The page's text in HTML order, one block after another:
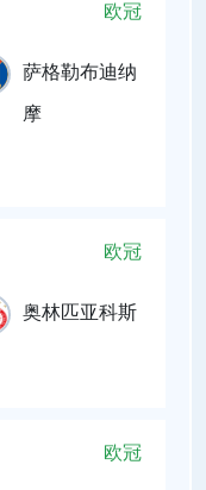
欧冠
萨格勒布迪纳
摩
欧冠
奥林匹亚科斯
欧冠